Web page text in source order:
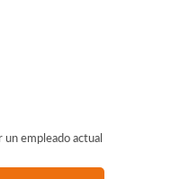
empleado actual